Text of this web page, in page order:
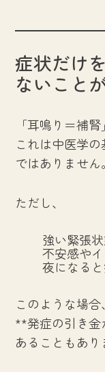
症状だけ
ないこと
「耳鳴り＝補腎」
これは中医学
ではありません。
ただし、
強い緊張
不安感や
夜になる
このような場合、
**発症の引き金
あることもあり